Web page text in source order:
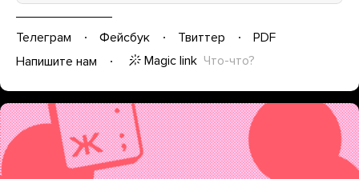
Телеграм Фейсбук Твиттер
PDF
Напишите нам
Magic link Что-что?